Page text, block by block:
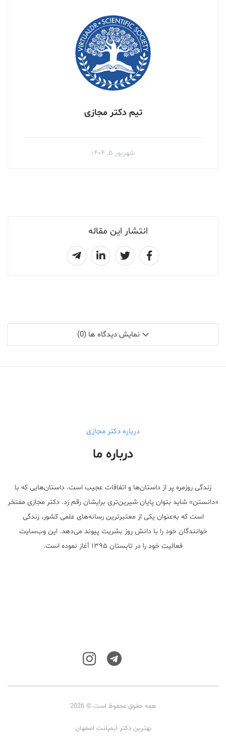
انتشار این مقاله
تیم دکتر مجازی
شهریور ۵, ۱۴۰۴
نمایش دیدگاه ها (0)
درباره دکتر مجازی
درباره ما
زندگی روزمره پر از داستان‌ها و اتفاقات عجیب است. داستان‌هایی که با
«دانستن» شاید بتوان پایان شیرین‌تری برایشان رقم زد. دکتر مجازی مفتخر
است که به‌عنوان یکی از معتبر‌ترین رسانه‌های علمی کشور، زندگی
خوانندگان خود را با دانش روز بشریت پیوند می‌دهد. این وب‌سایت
فعالیت خود را در تابستان ۱۳۹۵ آغاز نموده است.
همه حقوق محفوظ است © 2026
بهترین دکتر ایمپلنت اصفهان